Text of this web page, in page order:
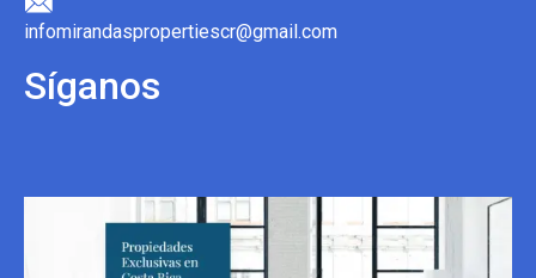
infomirandaspropertiescr@gmail.com
Síganos